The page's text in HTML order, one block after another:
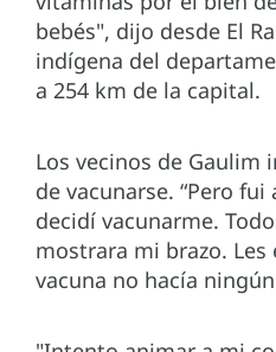
bebés", dijo desde El
indígena del
a 254 km de la capital.
Los vecinos de
de vacunarse. “Pero
decidí vacunarme.
mostrara mi brazo. Les
vacuna no hacía